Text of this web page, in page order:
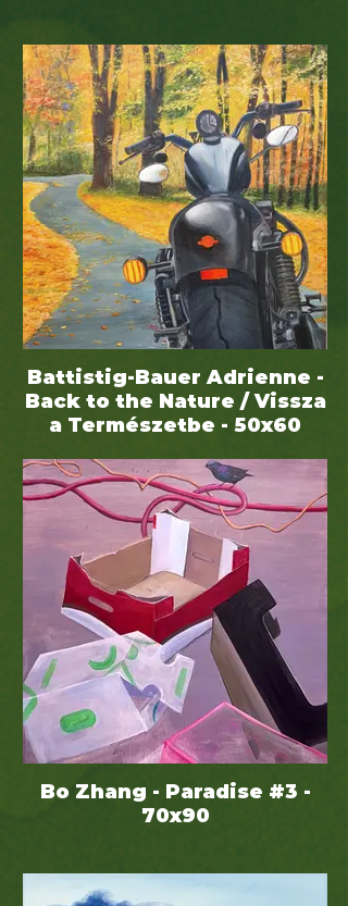
Battistig-Bauer Adrienne -
Back to the Nature / Vissza
a Természetbe - 50x60
Bo Zhang - Paradise #3 -
70x90